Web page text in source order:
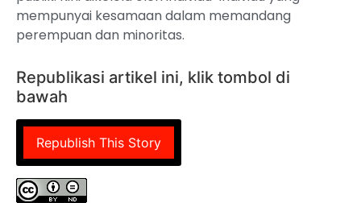
mempunyai kesamaan dalam memandang
perempuan dan minoritas.
Republikasi artikel ini, klik tombol di
bawah
Republish This Story